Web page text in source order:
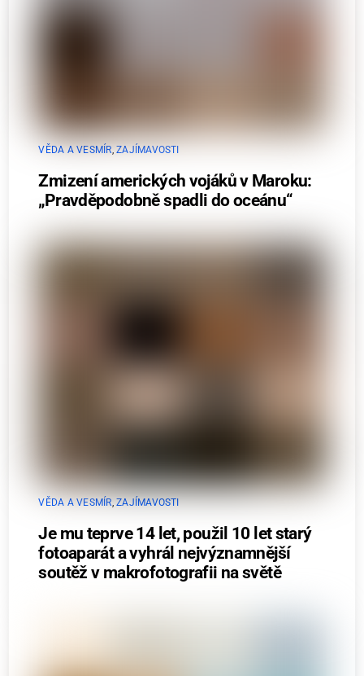
VĚDA A VESMÍR ,ZAJÍMAVOSTI
Zmizení amerických vojáků v Maroku:
„Pravděpodobně spadli do oceánu“
VĚDA A VESMÍR ,ZAJÍMAVOSTI
Je mu teprve 14 let, použil 10 let starý
fotoaparát a vyhrál nejvýznamnější
soutěž v makrofotografii na světě